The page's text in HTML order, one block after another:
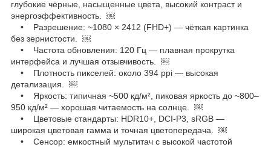
глубокие чёрные, насыщенные цвета, высокий контраст и
энергоэффективность. ￼
• Разрешение: ~1080 × 2412 (FHD+) — чёткая картинка
без зернистости. ￼
• Частота обновления: 120 Гц — плавная прокрутка
интерфейса и лучшая отзывчивость. ￼
• Плотность пикселей: около 394 ppi — высокая
детализация. ￼
• Яркость: типичная ~500 кд/м², пиковая яркость до ~800–
950 кд/м² — хорошая читаемость на солнце. ￼
• Цветовые стандарты: HDR10+, DCI-P3, sRGB —
широкая цветовая гамма и точная цветопередача. ￼
• Сенсор: емкостный мультитач с высокой частотой